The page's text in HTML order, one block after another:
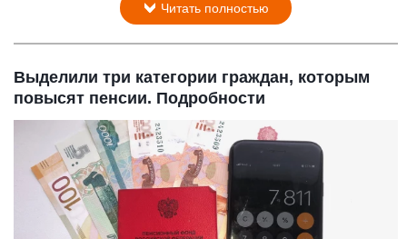
Читать полностью
Выделили три категории граждан, которым
повысят пенсии. Подробности